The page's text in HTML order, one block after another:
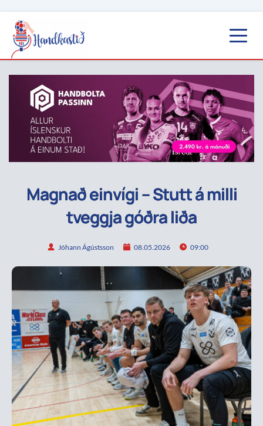
Magnað einvígi – Stutt á milli
tveggja góðra liða
Jóhann Ágústsson 08.05.2026 09:00